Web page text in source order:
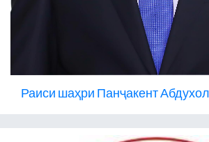
Раиси шаҳри Панҷакент